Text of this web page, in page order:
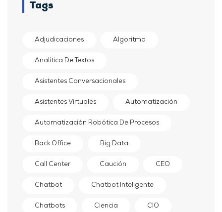
Tags
Adjudicaciones Algoritmo
Analítica De Textos
Asistentes Conversacionales
Asistentes Virtuales Automatización
Automatización Robótica De Procesos
Back Office Big Data
Call Center Caución CEO
Chatbot Chatbot Inteligente
Chatbots Ciencia CIO